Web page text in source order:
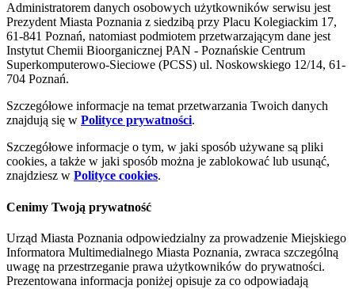
Administratorem danych osobowych użytkowników serwisu jest
Prezydent Miasta Poznania z siedzibą przy Placu Kolegiackim 17,
61-841 Poznań, natomiast podmiotem przetwarzającym dane jest
Instytut Chemii Bioorganicznej PAN - Poznańskie Centrum
Superkomputerowo-Sieciowe (PCSS) ul. Noskowskiego 12/14, 61-
704 Poznań.
Szczegółowe informacje na temat przetwarzania Twoich danych
znajdują się w Polityce prywatności.
Szczegółowe informacje o tym, w jaki sposób używane są pliki
cookies, a także w jaki sposób można je zablokować lub usunąć,
znajdziesz w Polityce cookies.
Cenimy Twoją prywatność
Urząd Miasta Poznania odpowiedzialny za prowadzenie Miejskiego
Informatora Multimedialnego Miasta Poznania, zwraca szczególną
uwagę na przestrzeganie prawa użytkowników do prywatności.
Prezentowana informacja poniżej opisuje za co odpowiadają